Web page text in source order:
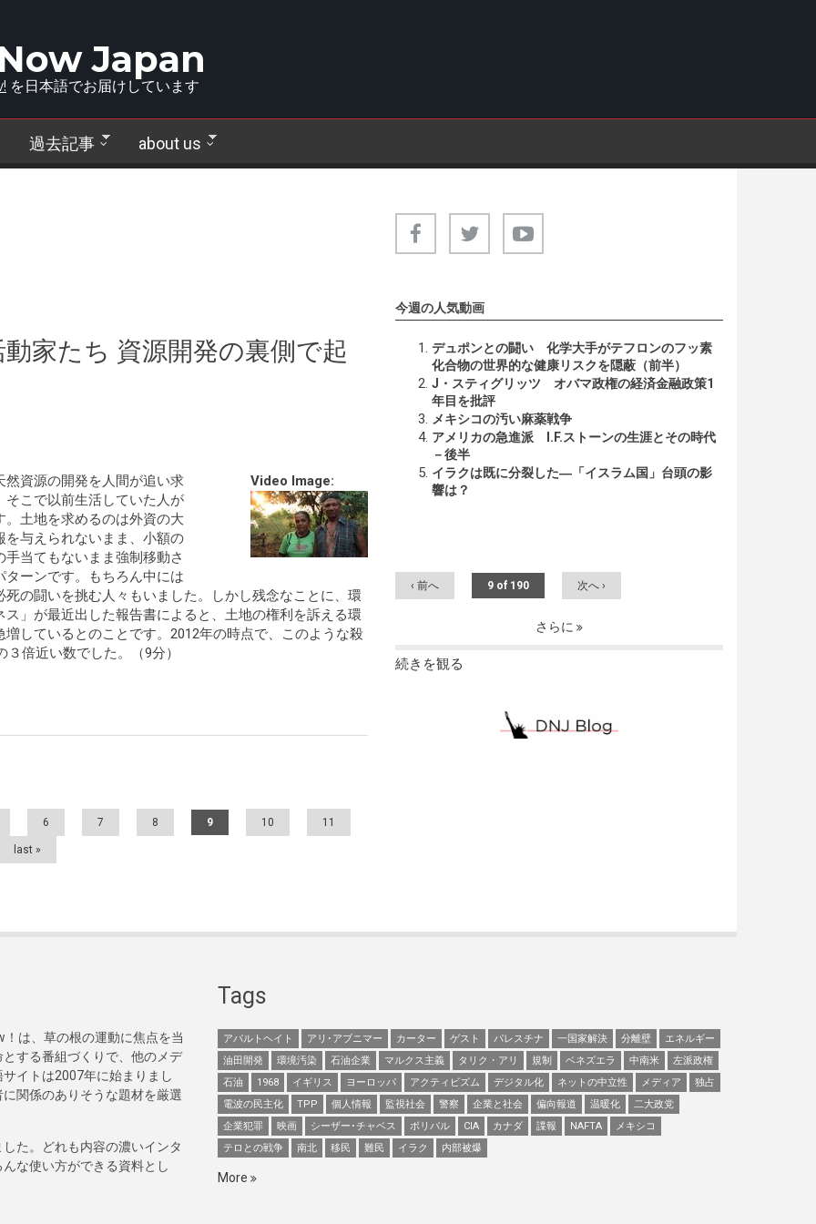
Japan
を日本語でお届けしています
過去記事 about us
家たち 資源開発の裏側で起
Video Image:
資源の開発を人間が追い求
こで以前生活していた人が
土地を求めるのは外資の大
与えられないまま、小額の
当てもないまま強制移動さ
ーンです。もちろん中には
の闘いを挑む人々もいました。しかし残念なことに、環
」が最近出した報告書によると、土地の権利を訴える環
しているとのことです。2012年の時点で、このような殺
倍近い数でした。（9分）
6 7 8 9 10 11
last »
今週の人気動画
デュポンとの闘い 化学大手がテフロンのフッ素
化合物の世界的な健康リスクを隠蔽（前半）
J・スティグリッツ オバマ政権の経済金融政策1
年目を批評
メキシコの汚い麻薬戦争
アメリカの急進派 I.F.ストーンの生涯とその時代
－後半
イラクは既に分裂した―「イスラム国」台頭の影
響は？
‹ 前へ 9 of 190 次へ ›
さらに
続きを観る
は、草の根の運動に焦点を当
する番組づくりで、他のメデ
イトは2007年に始まりまし
関係のありそうな題材を厳選
た。どれも内容の濃いインタ
な使い方ができる資料とし
Tags
アパルトヘイト アリ･アブニマー カーター ゲスト パレスチナ 一国家解決 分離壁
エネルギー
油田開発
環境汚染 石油企業 マルクス主義 タリク・アリ 規制 ベネズエラ 中南米
左派政権
石油
1968 イギリス ヨーロッパ アクティビズム デジタル化 ネットの中立性 メディア
独占
電波の民主化
TPP 個人情報 監視社会 警察 企業と社会 偏向報道 温暖化
二大政党
企業犯罪
映画 シーザー･チャベス ボリバル CIA カナダ 諜報 NAFTA
メキシコ
テロとの戦争
南北 移民 難民 イラク 内部被爆
More